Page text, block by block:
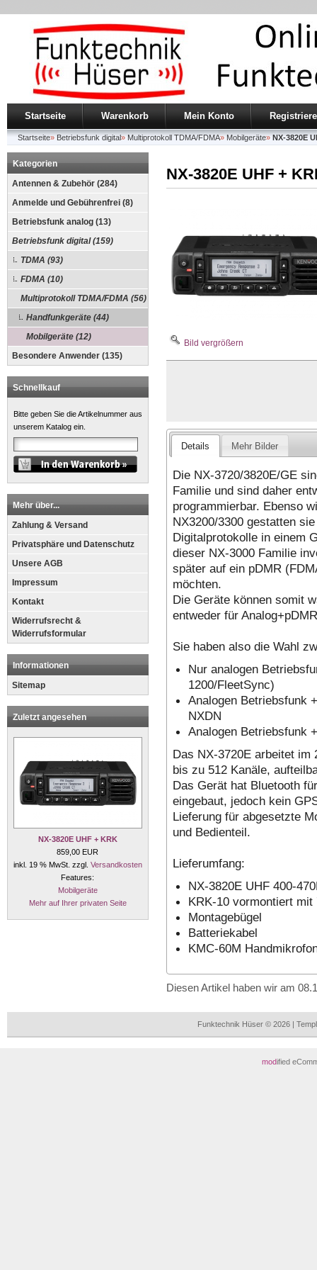
Startseite Warenkorb Mein Konto
Startseite» Betriebsfunk digital» Multiprotokoll TDMA/FDMA» Mobilgeräte» NX-3820E
Kategorien
Antennen & Zubehör (284)
Anmelde und Gebührenfrei (8)
Betriebsfunk analog (13)
Betriebsfunk digital (159)
TDMA (93)
FDMA (10)
Multiprotokoll TDMA/FDMA (56)
Handfunkgeräte (44)
Mobilgeräte (12)
Besondere Anwender (135)
Schnellkauf
Bitte geben Sie die Artikelnummer aus
unserem Katalog ein.
Mehr über...
Zahlung & Versand
Privatsphäre und Datenschutz
Unsere AGB
Impressum
Kontakt
Widerrufsrecht &
Widerrufsformular
Informationen
Sitemap
Zuletzt angesehen
NX-3820E UHF + KRK
859,00 EUR
inkl. 19 % MwSt. zzgl. Versandkosten
Features:
Mobilgeräte
Mehr auf Ihrer privaten Seite
NX-3820E UHF +
Bild vergrößern
Details Mehr Bilder
Die NX-3720/3820E/GE
Familie und sind daher
programmierbar. Ebenso
NX3200/3300 gestatten
Digitalprotokolle in einem
dieser NX-3000 Familie
später auf ein pDMR
möchten.
Die Geräte können somit
entweder für
Sie haben also die Wahl
Nur analogen
1200/FleetSync)
Analogen Betriebsfunk
NXDN
Analogen Betriebsfunk
Das NX-3720E arbeitet im
bis zu 512 Kanäle,
Das Gerät hat Bluetooth
eingebaut, jedoch kein
Lieferung für abgesetzte
und Bedienteil.
Lieferumfang:
NX-3820E UHF 400-
KRK-10 vormontiert mit
Montagebügel
Batteriekabel
KMC-60M
Diesen Artikel haben wir am
Funktechnik Hüser © 2026 |
modified